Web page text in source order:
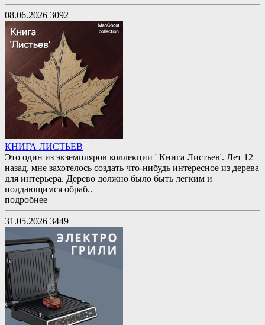
08.06.2026 3092
КНИГА ЛИСТЬЕВ
Это один из экземпляров коллекции ' Книга Листьев'. Лет 12
назад, мне захотелось создать что-нибудь интересное из дерева
для интерьера. Дерево должно было быть легким и
поддающимся обраб..
подробнее
31.05.2026 3449